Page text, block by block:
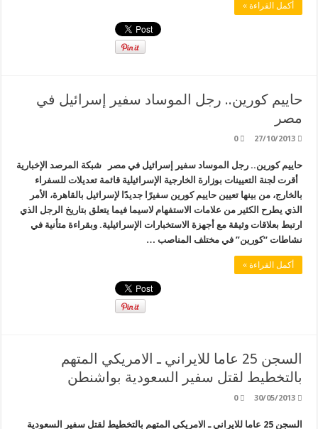
أكمل القراءة »
حاييم كورين.. رجل الموساد سفير إسرائيل في
مصر
27/10/2013
0
حاييم كورين.. رجل الموساد سفير إسرائيل في مصر شبكة المرصد الإخبارية
أقرت لجنة التعيينات بوزارة الخارجية الإسرائيلية قائمة تعديلات للسفراء
بالخارج، من بينها تعيين حاييم كورين سفيرًا جديدًا لإسرائيل بالقاهرة، الأمر
الذي يطرح الكثير من علامات الاستفهام لاسيما فيما يتعلق بتاريخ الرجل الذي
ارتبط بعلاقات وثيقة مع أجهزة الاستخبارات الإسرائيلية. وبقراءة متأنية في
نشاطات “كورين” في مختلف المناصب …
أكمل القراءة »
السجن 25 عاما للايراني ـ الامريكي المتهم
بالتخطيط لقتل سفير السعودية بواشنطن
30/05/2013
0
السجن 25 عاما للايراني ـ الامريكي المتهم بالتخطيط لقتل سفير السعودية